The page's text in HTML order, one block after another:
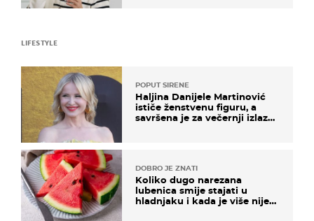
LIFESTYLE
POPUT SIRENE
Haljina Danijele Martinović
ističe ženstvenu figuru, a
savršena je za večernji izlazak
DOBRO JE ZNATI
Koliko dugo narezana
lubenica smije stajati u
hladnjaku i kada je više nije